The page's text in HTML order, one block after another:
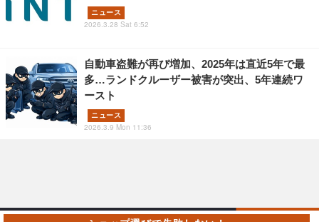
ニュース
2026.3.28 Sat 6:52
自動車盗難が再び増加、2025年は直近5年で最
多…ランドクルーザー被害が突出、5年連続ワ
ースト
ニュース
2026.3.9 Mon 11:36